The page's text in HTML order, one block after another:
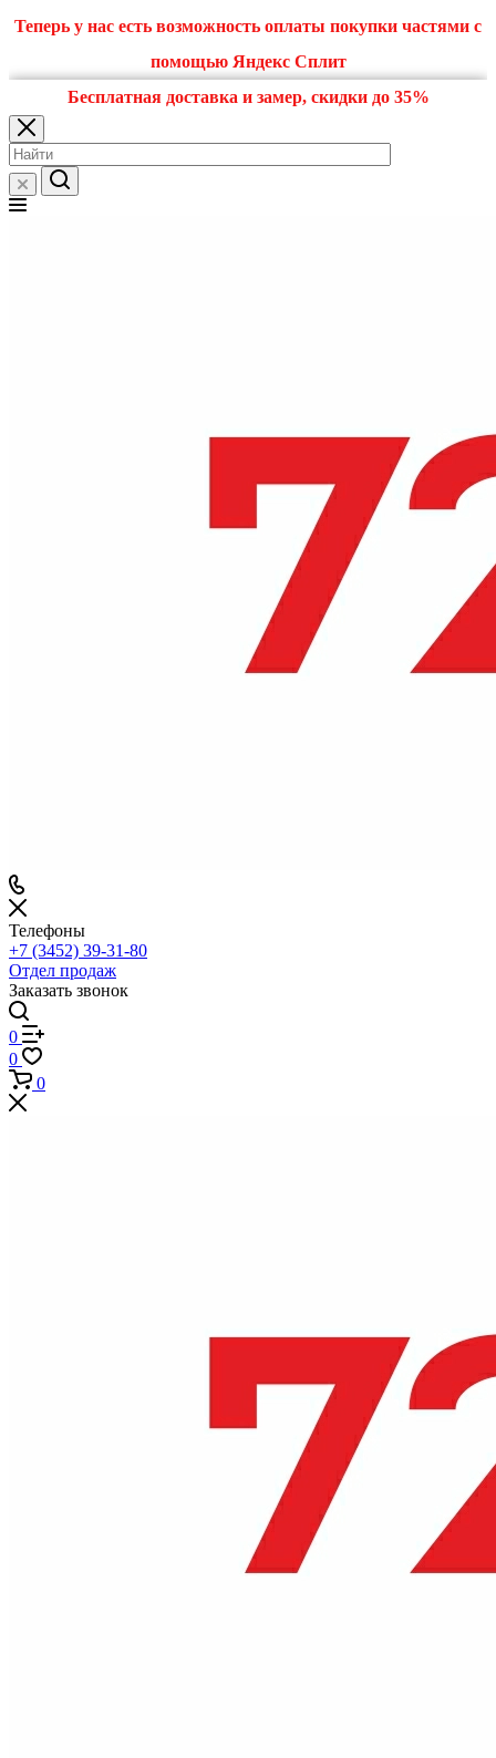
Теперь у нас есть возможность оплаты покупки частями с
помощью Яндекс Сплит
Бесплатная доставка и замер, скидки до 35%
Телефоны
+7 (3452) 39-31-80
Отдел продаж
Заказать звонок
0
0
0